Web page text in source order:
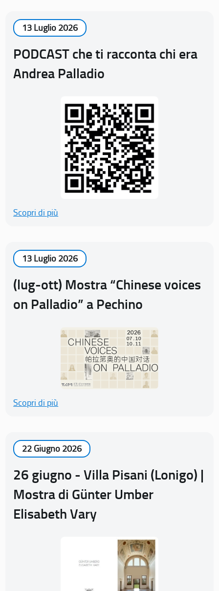
13 Luglio 2026
PODCAST che ti racconta chi era
Andrea Palladio
Scopri di più
13 Luglio 2026
(lug-ott) Mostra “Chinese voices
on Palladio” a Pechino
Scopri di più
22 Giugno 2026
26 giugno - Villa Pisani (Lonigo) |
Mostra di Günter Umber
Elisabeth Vary